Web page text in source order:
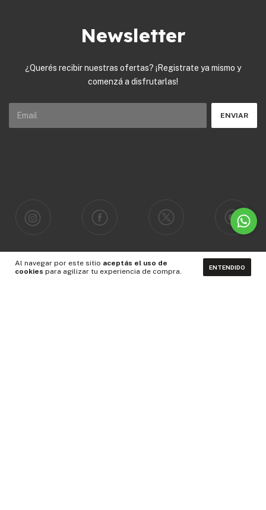
Al navegar por este sitio aceptás el uso de
cookies para agilizar tu experiencia de compra. ENTENDIDO
Newsletter
¿Querés recibir nuestras ofertas? ¡Registrate ya mismo y
comenzá a disfrutarlas!